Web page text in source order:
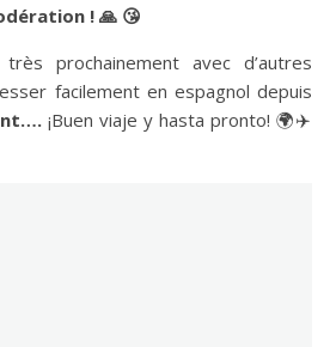
! 🙏 😘
prochainement avec d’autres
facilement en espagnol depuis
¡Buen viaje y hasta pronto! 🌍✈️